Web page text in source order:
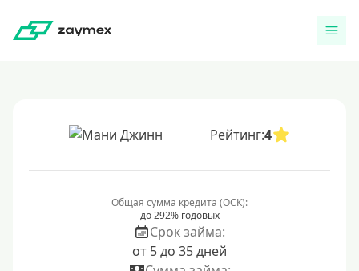
Рейтинг:4
Общая сумма кредита (ОСК):
до 292% годовых
Срок займа:
от 5 до 35 дней